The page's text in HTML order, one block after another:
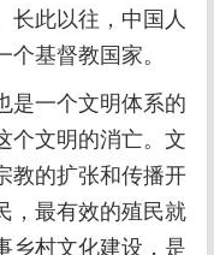
长此以往，中国人
基督教国家。
是一个文明体系的
个文明的消亡。文
教的扩张和传播开
，最有效的殖民就
乡村文化建设，是